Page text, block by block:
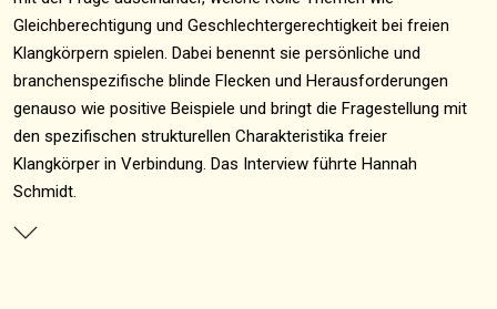
Gleichberechtigung und Geschlechtergerechtigkeit bei freien
Klangkörpern spielen. Dabei benennt sie persönliche und
branchenspezifische blinde Flecken und Herausforderungen
genauso wie positive Beispiele und bringt die Fragestellung mit
den spezifischen strukturellen Charakteristika freier
Klangkörper in Verbindung. Das Interview führte Hannah
Schmidt.